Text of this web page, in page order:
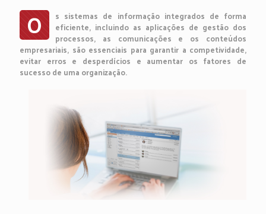
O
s sistemas de informação integrados de forma
eficiente, incluindo as aplicações de gestão dos
processos, as comunicações e os conteúdos
empresariais, são essenciais para garantir a competividade,
evitar erros e desperdícios e aumentar os fatores de
sucesso de uma organização.